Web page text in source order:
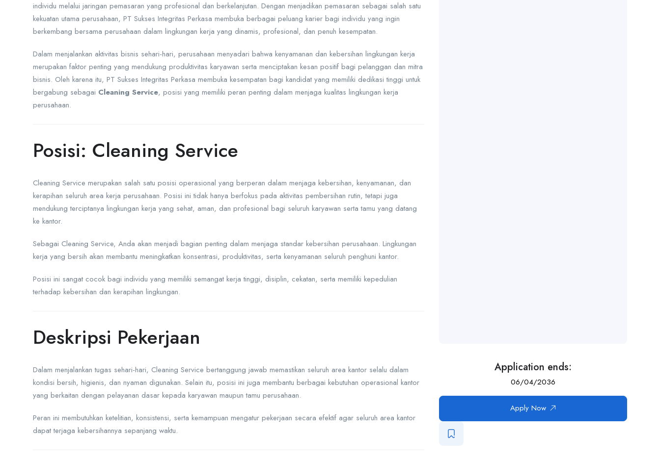
individu melalui jaringan pemasaran yang profesional dan berkelanjutan. Dengan menjadikan pemasaran sebagai salah satu
kekuatan utama perusahaan, PT Sukses Integritas Perkasa membuka berbagai peluang karier bagi individu yang ingin
berkembang bersama perusahaan dalam lingkungan kerja yang dinamis, profesional, dan penuh kesempatan.
Dalam menjalankan aktivitas bisnis sehari-hari, perusahaan menyadari bahwa kenyamanan dan kebersihan lingkungan kerja
merupakan faktor penting yang mendukung produktivitas karyawan serta menciptakan kesan positif bagi pelanggan dan mitra
bisnis. Oleh karena itu, PT Sukses Integritas Perkasa membuka kesempatan bagi kandidat yang memiliki dedikasi tinggi untuk
bergabung sebagai Cleaning Service, posisi yang memiliki peran penting dalam menjaga kualitas lingkungan kerja
perusahaan.
Posisi: Cleaning Service
Cleaning Service merupakan salah satu posisi operasional yang berperan dalam menjaga kebersihan, kenyamanan, dan
kerapihan seluruh area kerja perusahaan. Posisi ini tidak hanya berfokus pada aktivitas pembersihan rutin, tetapi juga
mendukung terciptanya lingkungan kerja yang sehat, aman, dan profesional bagi seluruh karyawan serta tamu yang datang
ke kantor.
Sebagai Cleaning Service, Anda akan menjadi bagian penting dalam menjaga standar kebersihan perusahaan. Lingkungan
kerja yang bersih akan membantu meningkatkan konsentrasi, produktivitas, serta kenyamanan seluruh penghuni kantor.
Posisi ini sangat cocok bagi individu yang memiliki semangat kerja tinggi, disiplin, cekatan, serta memiliki kepedulian
terhadap kebersihan dan kerapihan lingkungan.
Deskripsi Pekerjaan
Dalam menjalankan tugas sehari-hari, Cleaning Service bertanggung jawab memastikan seluruh area kantor selalu dalam
kondisi bersih, higienis, dan nyaman digunakan. Selain itu, posisi ini juga membantu berbagai kebutuhan operasional kantor
yang berkaitan dengan pelayanan dasar kepada karyawan maupun tamu perusahaan.
Peran ini membutuhkan ketelitian, konsistensi, serta kemampuan mengatur pekerjaan secara efektif agar seluruh area kantor
dapat terjaga kebersihannya sepanjang waktu.
Application ends:
06/04/2036
Apply Now